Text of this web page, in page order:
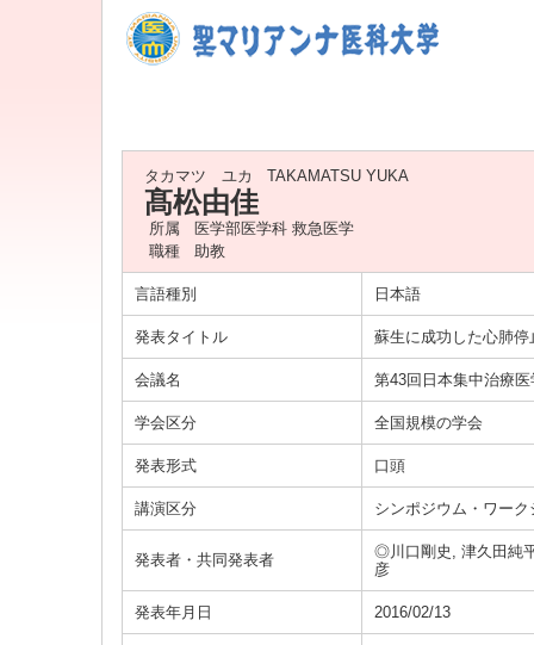
タカマツ ユカ TAKAMATSU YUKA
髙松由佳
所属
医学部医学科 救急医学
職種
助教
言語種別 日本語
発表タイトル 蘇生に成功した心肺
会議名 第43回日本集中治療
学会区分 全国規模の学会
発表形式 口頭
講演区分 シンポジウム・ワー
発表者・共同発表者
◎川口剛史, 津久田純
彦
発表年月日 2016/02/13